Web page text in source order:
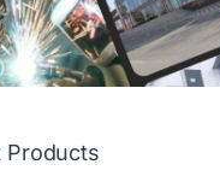
Products